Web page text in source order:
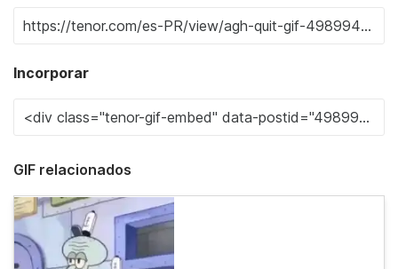
Incorporar
GIF relacionados